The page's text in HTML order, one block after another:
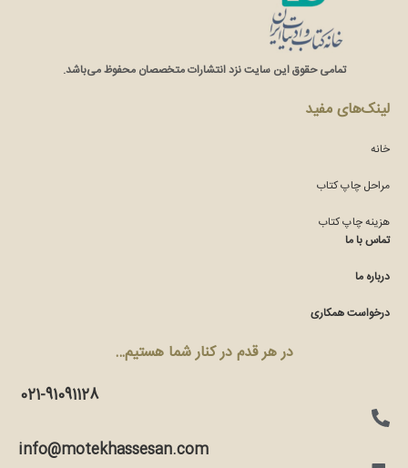
تمامی حقوق این سایت نزد انتشارات متخصصان محفوظ می‌باشد.
لینک‌های مفید
خانه
مراحل چاپ کتاب
هزینه چاپ کتاب
تماس با ما
درباره ما
درخواست همکاری
در هر قدم در کنار شما هستیم…
021-91091128
info@motekhassesan.com